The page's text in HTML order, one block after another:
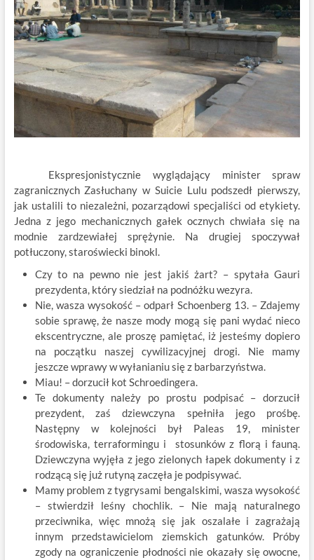
Ekspresjonistycznie wyglądający minister spraw
zagranicznych Zasłuchany w Suicie Lulu podszedł pierwszy,
jak ustalili to niezależni, pozarządowi specjaliści od etykiety.
Jedna z jego mechanicznych gałek ocznych chwiała się na
modnie zardzewiałej sprężynie. Na drugiej spoczywał
potłuczony, staroświecki binokl.
Czy to na pewno nie jest jakiś żart? – spytała Gauri
prezydenta, który siedział na podnóżku wezyra.
Nie, wasza wysokość – odparł Schoenberg 13. – Zdajemy
sobie sprawę, że nasze mody mogą się pani wydać nieco
ekscentryczne, ale proszę pamiętać, iż jesteśmy dopiero
na początku naszej cywilizacyjnej drogi. Nie mamy
jeszcze wprawy w wyłanianiu się z barbarzyństwa.
Miau! – dorzucił kot Schroedingera.
Te dokumenty należy po prostu podpisać – dorzucił
prezydent, zaś dziewczyna spełniła jego prośbę.
Następny w kolejności był Paleas 19, minister
środowiska, terraformingu i stosunków z florą i fauną.
Dziewczyna wyjęła z jego zielonych łapek dokumenty i z
rodzącą się już rutyną zaczęła je podpisywać.
Mamy problem z tygrysami bengalskimi, wasza wysokość
– stwierdził leśny chochlik. – Nie mają naturalnego
przeciwnika, więc mnożą się jak oszalałe i zagrażają
innym przedstawicielom ziemskich gatunków. Próby
zgody na ograniczenie płodności nie okazały się owocne,